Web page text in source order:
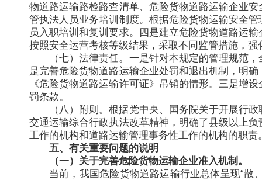
物道路运输路检路查清单、危险货物道路运输企业
管执法人员业务培训制度。根据危险货物运输安全
员入职培训和复训要求。四是建立危险货物道路运
按照安全运营考核等级结果，采取不同监管措施，强
（七）法律责任。一是针对本规定的管理规范
是完善危险货物道路运输企业处罚和退出机制，明
《危险货物道路运输许可证》吊销的情形。三是增
罚条款。
（八）附则。根据党中央、国务院关于开展行
交通运输综合行政执法改革精神，明确了县级以上
工作的机构和道路运输管理事务性工作的机构的职责
五、有关重要问题的说明
（一）关于完善危险货物运输企业准入机制。
当前，我国危险货物道路运输行业总体呈现“散